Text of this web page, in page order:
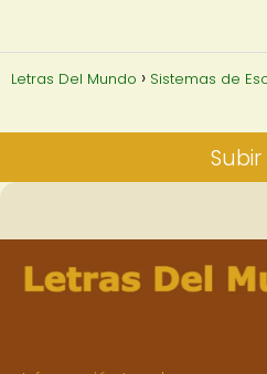
Letras Del Mundo Sistemas de
Subir